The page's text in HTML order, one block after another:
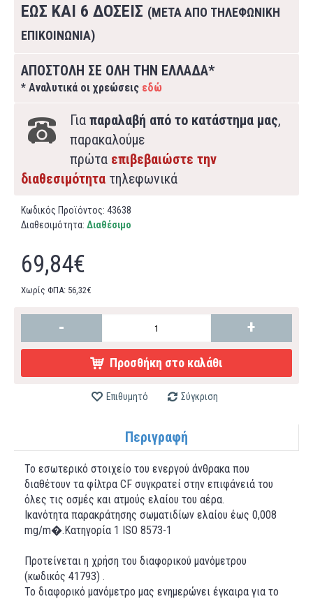
ΕΩΣ ΚΑΙ 6 ΔΟΣΕΙΣ (ΜΕΤΑ ΑΠΟ ΤΗΛΕΦΩΝΙΚΗ
ΕΠΙΚΟΙΝΩΝΙΑ)
ΑΠΟΣΤΟΛΗ ΣΕ ΟΛΗ ΤΗΝ ΕΛΛΑΔΑ*
* Αναλυτικά οι χρεώσεις εδώ
Για παραλαβή από το κατάστημα μας,
παρακαλούμε
πρώτα επιβεβαιώστε την
διαθεσιμότητα τηλεφωνικά
Κωδικός Προϊόντος: 43638
Διαθεσιμότητα: Διαθέσιμο
69,84€
Χωρίς ΦΠΑ: 56,32€
- +
Προσθήκη στο καλάθι
Επιθυμητό Σύγκριση
Περιγραφή
Το εσωτερικό στοιχείο του ενεργού άνθρακα που
διαθέτουν τα φίλτρα CF συγκρατεί στην επιφάνειά του
όλες τις οσμές και ατμούς ελαίου του αέρα.
Ικανότητα παρακράτησης σωματιδίων ελαίου έως 0,008
mg/m�.Κατηγορία 1 ISO 8573-1
Προτείνεται η χρήση του διαφορικού μανόμετρου
(κωδικός 41793) .
Το διαφορικό μανόμετρο μας ενημερώνει έγκαιρα για το